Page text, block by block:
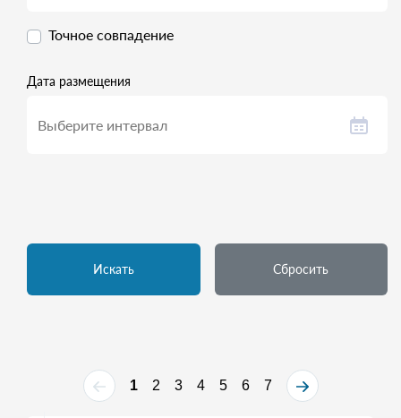
Точное совпадение
Дата размещения
Искать Сбросить
1 2 3 4 5 6 7